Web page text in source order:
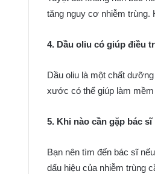
tăng nguy cơ nhiễm trùng.
4. Dầu oliu có giúp điều
Dầu oliu là một chất
xước có thể giúp làm
5. Khi nào cần gặp bác
Bạn nên tìm đến bác sĩ
dấu hiệu của nhiễm trùng